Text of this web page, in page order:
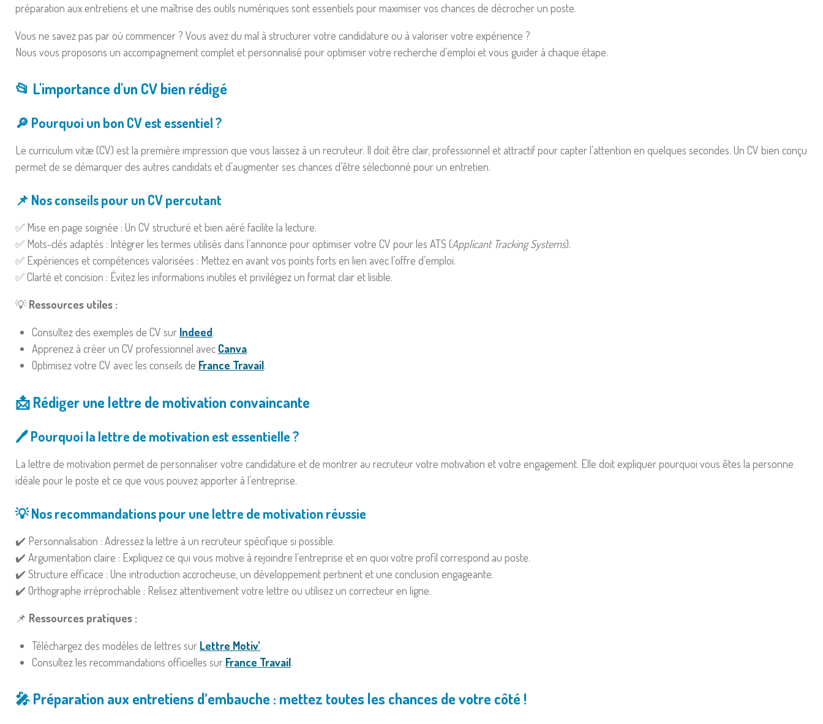
préparation aux entretiens et une maîtrise des outils numériques sont essentiels pour maximiser vos chances de décrocher un poste.
Vous ne savez pas par où commencer ? Vous avez du mal à structurer votre candidature ou à valoriser votre expérience ?
Nous vous proposons un accompagnement complet et personnalisé pour optimiser votre recherche d’emploi et vous guider à chaque étape.
📂 L'importance d'un CV bien rédigé
🔎 Pourquoi un bon CV est essentiel ?
Le curriculum vitæ (CV) est la première impression que vous laissez à un recruteur. Il doit être clair, professionnel et attractif pour capter l’attention en quelques secondes. Un CV bien conçu
permet de se démarquer des autres candidats et d’augmenter ses chances d’être sélectionné pour un entretien.
📌 Nos conseils pour un CV percutant
✅ Mise en page soignée : Un CV structuré et bien aéré facilite la lecture.
✅ Mots-clés adaptés : Intégrer les termes utilisés dans l’annonce pour optimiser votre CV pour les ATS (Applicant Tracking Systems).
✅ Expériences et compétences valorisées : Mettez en avant vos points forts en lien avec l’offre d’emploi.
✅ Clarté et concision : Évitez les informations inutiles et privilégiez un format clair et lisible.
💡 Ressources utiles :
Consultez des exemples de CV sur Indeed.
Apprenez à créer un CV professionnel avec Canva.
Optimisez votre CV avec les conseils de France Travail.
📩 Rédiger une lettre de motivation convaincante
🖊️ Pourquoi la lettre de motivation est essentielle ?
La lettre de motivation permet de personnaliser votre candidature et de montrer au recruteur votre motivation et votre engagement. Elle doit expliquer pourquoi vous êtes la personne
idéale pour le poste et ce que vous pouvez apporter à l’entreprise.
💡 Nos recommandations pour une lettre de motivation réussie
✔️ Personnalisation : Adressez la lettre à un recruteur spécifique si possible.
✔️ Argumentation claire : Expliquez ce qui vous motive à rejoindre l’entreprise et en quoi votre profil correspond au poste.
✔️ Structure efficace : Une introduction accrocheuse, un développement pertinent et une conclusion engageante.
✔️ Orthographe irréprochable : Relisez attentivement votre lettre ou utilisez un correcteur en ligne.
📌 Ressources pratiques :
Téléchargez des modèles de lettres sur Lettre Motiv’.
Consultez les recommandations officielles sur France Travail.
🎤 Préparation aux entretiens d’embauche : mettez toutes les chances de votre côté !